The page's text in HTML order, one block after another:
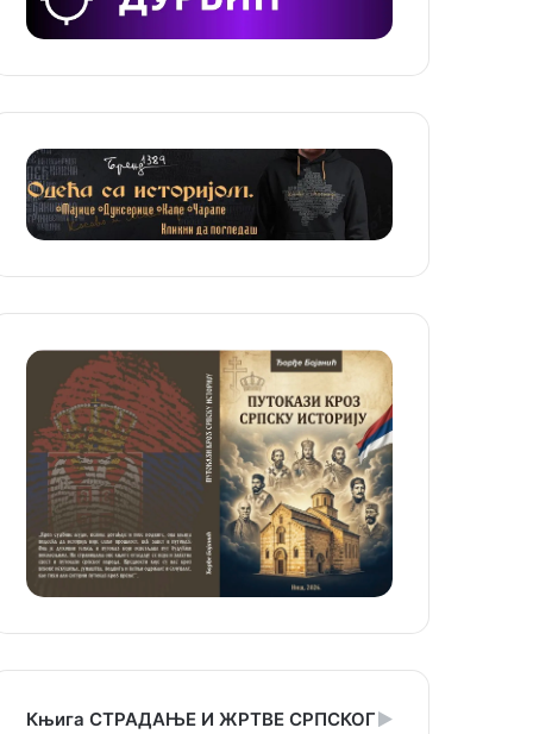
Књига СТРАДАЊЕ И ЖРТВЕ СРПСКОГ